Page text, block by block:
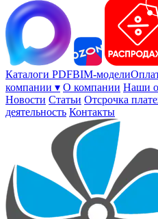
Каталоги PDFBIM-модели
компании ▾ О компании Наши
Новости Статьи Отсрочка
деятельность Контакты